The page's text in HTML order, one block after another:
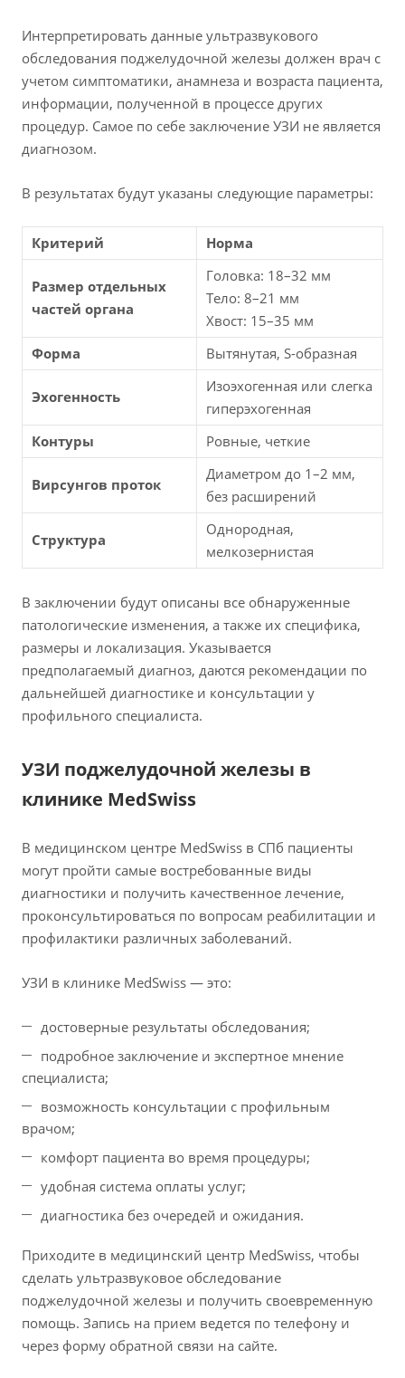
Интерпретировать данные ультразвукового
обследования поджелудочной железы должен врач с
учетом симптоматики, анамнеза и возраста пациента,
информации, полученной в процессе других
процедур. Самое по себе заключение УЗИ не является
диагнозом.
В результатах будут указаны следующие параметры:
Критерий Норма
Размер отдельных
частей органа
Головка: 18–32 мм
Тело: 8–21 мм
Хвост: 15–35 мм
Форма
Вытянутая, S-образная
Эхогенность
Изоэхогенная или слегка
гиперэхогенная
Контуры
Ровные, четкие
Вирсунгов проток
Диаметром до 1–2 мм,
без расширений
Структура
Однородная,
мелкозернистая
В заключении будут описаны все обнаруженные
патологические изменения, а также их специфика,
размеры и локализация. Указывается
предполагаемый диагноз, даются рекомендации по
дальнейшей диагностике и консультации у
профильного специалиста.
УЗИ поджелудочной железы в
клинике MedSwiss
В медицинском центре MedSwiss в СПб пациенты
могут пройти самые востребованные виды
диагностики и получить качественное лечение,
проконсультироваться по вопросам реабилитации и
профилактики различных заболеваний.
УЗИ в клинике MedSwiss — это:
достоверные результаты обследования;
подробное заключение и экспертное мнение
специалиста;
возможность консультации с профильным
врачом;
комфорт пациента во время процедуры;
удобная система оплаты услуг;
диагностика без очередей и ожидания.
Приходите в медицинский центр MedSwiss, чтобы
сделать ультразвуковое обследование
поджелудочной железы и получить своевременную
помощь. Запись на прием ведется по телефону и
через форму обратной связи на сайте.